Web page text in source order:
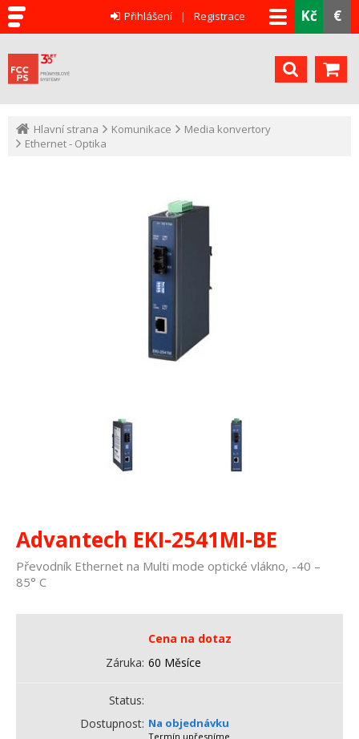
Kč €
Přihlášení Registrace
Hlavní strana Komunikace
Media konvertory
Ethernet - Optika
Advantech EKI-2541MI-BE
Převodník Ethernet na Multi mode optické vlákno, -40 –
85° C
Cena na dotaz
Záruka 60 Měsíce
Status
Dostupnost Na objednávku
Termín upřesníme